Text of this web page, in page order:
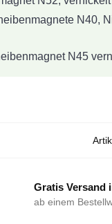
N40,
N45
Gratis Versand
ab einem